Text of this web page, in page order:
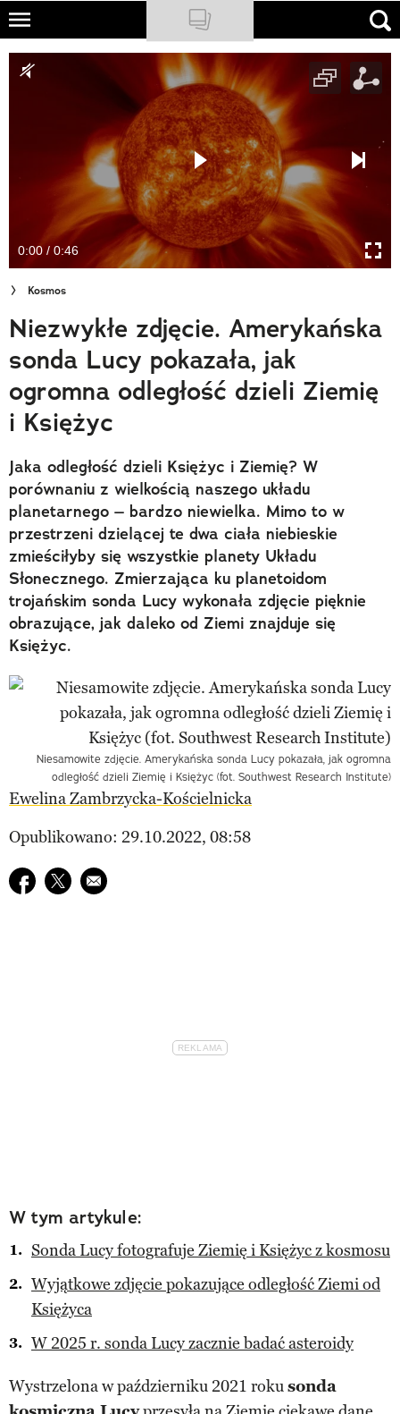
Skip
main
NATIONAL GEOGRAPHIC
Newsletter
Cuda Polski
Wielki Konkurs Fotograficzny
Trendbook Podróżniczy
Polecane
0:00 / 0:46
Kosmos
Niezwykłe zdjęcie. Amerykańska
sonda Lucy pokazała, jak
ogromna odległość dzieli Ziemię
i Księżyc
Jaka odległość dzieli Księżyc i Ziemię? W
porównaniu z wielkością naszego układu
planetarnego – bardzo niewielka. Mimo to w
przestrzeni dzielącej te dwa ciała niebieskie
zmieściłyby się wszystkie planety Układu
Słonecznego. Zmierzająca ku planetoidom
trojańskim sonda Lucy wykonała zdjęcie pięknie
obrazujące, jak daleko od Ziemi znajduje się
Księżyc.
Niesamowite zdjęcie. Amerykańska sonda Lucy pokazała, jak ogromna
odległość dzieli Ziemię i Księżyc (fot. Southwest Research Institute)
Ewelina Zambrzycka-Kościelnicka
Opublikowano: 29.10.2022, 08:58
Udostępnij na facebook
Udostępnij na twitter
E-mail do przyjaciela
W tym artykule:
Sonda Lucy fotografuje Ziemię i Księżyc z kosmosu
Wyjątkowe zdjęcie pokazujące odległość Ziemi od
Księżyca
W 2025 r. sonda Lucy zacznie badać asteroidy
Wystrzelona w październiku 2021 rokusonda